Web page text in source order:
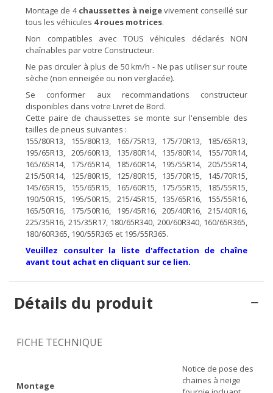
Montage de 4chaussettes à neigevivement conseillé sur
tous les véhicules 4 roues motrices.
Non compatibles avec TOUS véhicules déclarés NON
chaînables par votre Constructeur.
Ne pas circuler à plus de 50 km/h - Ne pas utiliser sur route
sèche (non enneigée ou non verglacée).
Se conformer aux recommandations constructeur
disponibles dans votre Livret de Bord.
Cette paire de chaussettes se monte sur l'ensemble des
tailles de pneus suivantes :
155/80R13, 155/80R13, 165/75R13, 175/70R13, 185/65R13,
195/65R13, 205/60R13, 135/80R14, 135/80R14, 155/70R14,
165/65R14, 175/65R14, 185/60R14, 195/55R14, 205/55R14,
215/50R14, 125/80R15, 125/80R15, 135/70R15, 145/70R15,
145/65R15, 155/65R15, 165/60R15, 175/55R15, 185/55R15,
190/50R15, 195/50R15, 215/45R15, 135/65R16, 155/55R16,
165/50R16, 175/50R16, 195/45R16, 205/40R16, 215/40R16,
225/35R16, 215/35R17, 180/65R340, 200/60R340, 160/65R365,
180/60R365, 190/55R365 et 195/55R365.
Veuillez consulter la liste d'affectation de chaîne
avant tout achat en cliquant sur ce lien.
Détails du produit
FICHE TECHNIQUE
Montage
Notice de pose des
chaines à neige